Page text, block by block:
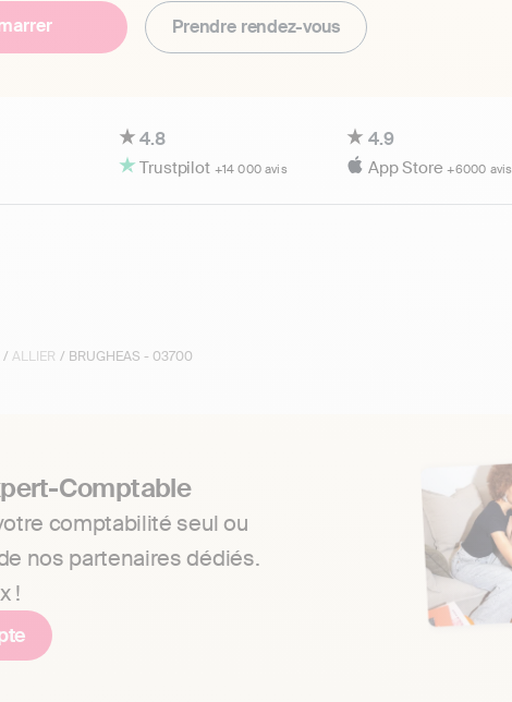
Prendre rendez-vous
4.8
Trustpilot +14 000 avis
4.9
App Store+6000 avis
/ ALLIER / BRUGHEAS - 03700
Comptable
comptabilité seul ou
nos partenaires dédiés.
!